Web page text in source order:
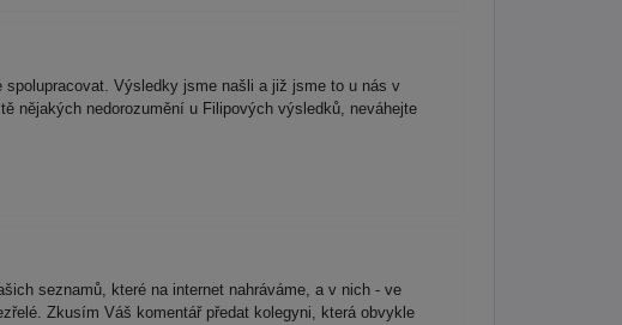
Výsledky jsme našli a již jsme to u nás v
nějakých nedorozumění u Filipových výsledků, neváhejte
seznamů, které na internet nahráváme, a v nich - ve
Zkusím Váš komentář předat kolegyni, která obvykle